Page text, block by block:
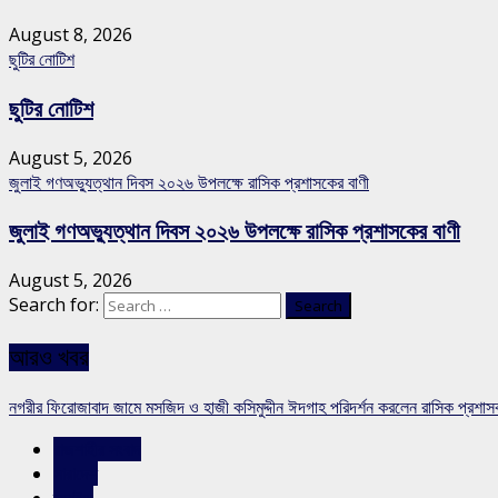
August 8, 2026
ছুটির নোটিশ
ছুটির নোটিশ
August 5, 2026
জুলাই গণঅভ্যুত্থান দিবস ২০২৬ উপলক্ষে রাসিক প্রশাসকের বাণী
জুলাই গণঅভ্যুত্থান দিবস ২০২৬ উপলক্ষে রাসিক প্রশাসকের বাণী
August 5, 2026
Search for:
আরও খবর
নগরীর ফিরোজাবাদ জামে মসজিদ ও হাজী কসিমুদ্দীন ঈদগাহ পরিদর্শন করলেন রাসিক